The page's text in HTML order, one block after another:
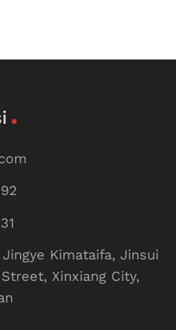
Jingye Kimataifa, Jinsui
Xinxiang City,